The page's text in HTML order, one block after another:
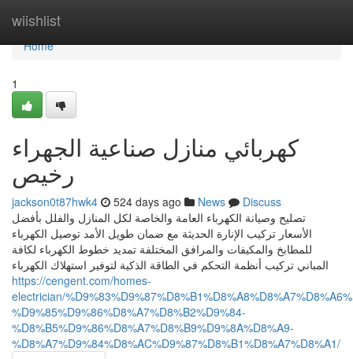
wiishlist
Home
Home
1
كهربائي منازل صناعية الجهراء
رخيص
jackson0t87hwk4 524 days ago News
Discuss
تصليح وصيانة الكهرباء العامة والخاصة لكل المنازل والفلل بأفضل
الأسعار تركيب الإنارة الحديثة مع ضمان طويل الأمد توصيل الكهرباء
للمطابخ والمكيفات والمرافق المختلفة تمديد خطوط الكهرباء لكافة
المباني تركيب أنظمة التحكم في الطاقة الذكية لتوفير استهلاك الكهرباء
https://cengent.com/homes-
electrician/
%D9%85%D9%86%D8%A7%D8%B2%D9%84-
%D8%B5%D9%86%D8%A7%D8%B9%D9%8A%D8%A9-
%D8%A7%D9%84%D8%AC%D9%87%D8%B1%D8%A7%D8%A1/